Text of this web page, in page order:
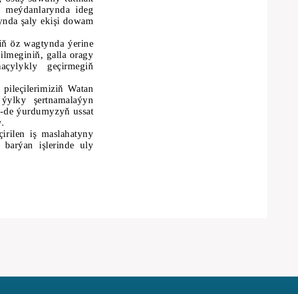
ideg
şaly ekişi dowam
öz wagtynda ýerine
galla oragy
geçirmegiň
pileçilerimiziň Watan
şertnamalaýyn
ýurdumyzyň ussat
iş maslahatyny
barýan işlerinde uly